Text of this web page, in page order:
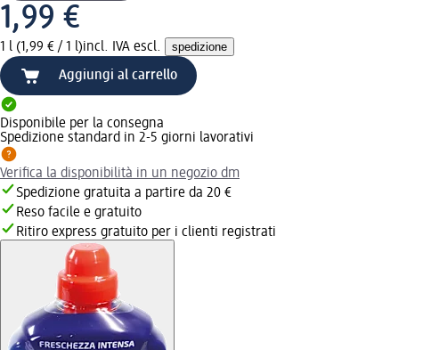
1,99 €
1 l (1,99 € / 1 l)incl. IVA escl. spedizione
Aggiungi al carrello
Disponibile per la consegna
Spedizione standard in 2-5 giorni lavorativi
Verifica la disponibilità in un negozio dm
Spedizione gratuita a partire da 20 €
Reso facile e gratuito
Ritiro express gratuito per i clienti registrati